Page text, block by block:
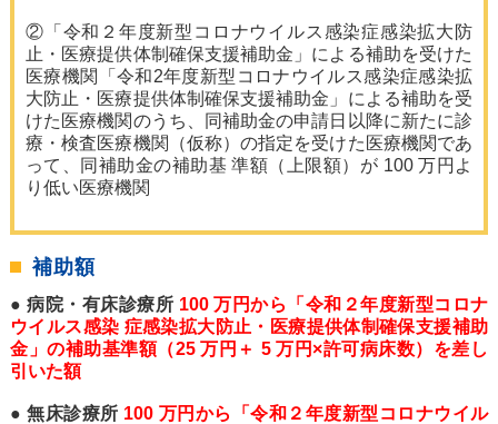
②「令和２年度新型コロナウイルス感染症感染拡大防
止・医療提供体制確保支援補助金」による補助を受けた
医療機関「令和2年度新型コロナウイルス感染症感染拡
大防止・医療提供体制確保支援補助金」による補助を受
けた医療機関のうち、同補助金の申請日以降に新たに診
療・検査医療機関（仮称）の指定を受けた医療機関であ
って、同補助金の補助基 準額（上限額）が 100 万円よ
り低い医療機関
補助額
● 病院・有床診療所 100 万円から「令和２年度新型コロナ
ウイルス感染 症感染拡大防止・医療提供体制確保支援補助
金」の補助基準額（25 万円＋ 5 万円×許可病床数）を差し
引いた額
● 無床診療所 100 万円から「令和２年度新型コロナウイル